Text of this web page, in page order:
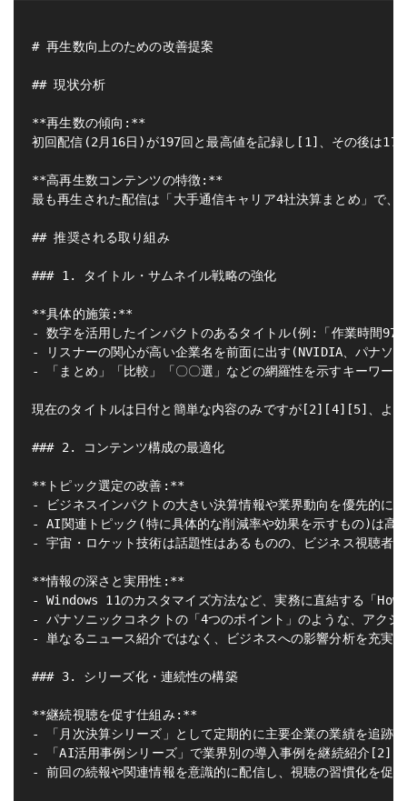
# 再生数向上のための改善提案
## 現状分析
**再生数の傾向:**
初回配信(2月16日)が197回と最高値を記録し[1]、その後は
**高再生数コンテンツの特徴:**
最も再生された配信は「大手通信キャリア4社決算まとめ」で
## 推奨される取り組み
### 1. タイトル・サムネイル戦略の強化
**具体的施策:**
- 数字を活用したインパクトのあるタイトル(例:「作業時間
- リスナーの関心が高い企業名を前面に出す(NVIDIA、パナ
- 「まとめ」「比較」「〇〇選」などの網羅性を示すキーワー
現在のタイトルは日付と簡単な内容のみですが[2][4][5]、より
### 2. コンテンツ構成の最適化
**トピック選定の改善:**
- ビジネスインパクトの大きい決算情報や業界動向を優先的
- AI関連トピック(特に具体的な削減率や効果を示すもの)は高
- 宇宙・ロケット技術は話題性はあるものの、ビジネス視聴
**情報の深さと実用性:**
- Windows 11のカスタマイズ方法など、実務に直結する「
- パナソニックコネクトの「4つのポイント」のような、アク
- 単なるニュース紹介ではなく、ビジネスへの影響分析を充
### 3. シリーズ化・連続性の構築
**継続視聴を促す仕組み:**
- 「月次決算シリーズ」として定期的に主要企業の業績を追跡
- 「AI活用事例シリーズ」で業界別の導入事例を継続紹介
- 前回の続報や関連情報を意識的に配信し、視聴の習慣化を促進